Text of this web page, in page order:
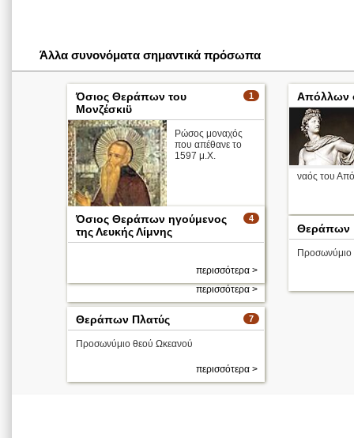
Άλλα συνονόματα σημαντικά πρόσωπα
1
Όσιος Θεράπων του
Μονζέσκιϋ
Ρώσος μοναχός
που απέθανε το
1597 μ.Χ.
περισσότερα >
Απόλλων
ναός του
4
Όσιος Θεράπων ηγούμενος
της Λευκής Λίμνης
περισσότερα >
Θεράπων
7
Θεράπων Πλατύς
Προσωνύμιο θεού Ωκεανού
περισσότερα >